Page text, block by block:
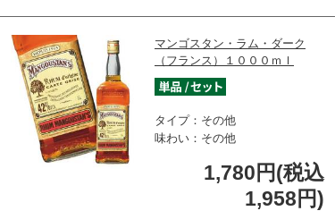
マンゴスタン・ラム・ダーク
（フランス）１０００ｍｌ
タイプ：その他
味わい：その他
1,780円(税込
1,958円)